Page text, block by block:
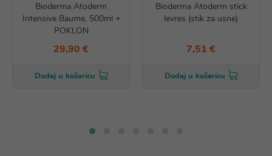
Bioderma Atoderm
Intensive Baume, 500ml +
POKLON
29,90 €
Dodaj u košaricu
Bioderma Atoderm stick
levres (stik za usne)
7,51 €
Dodaj u košaricu